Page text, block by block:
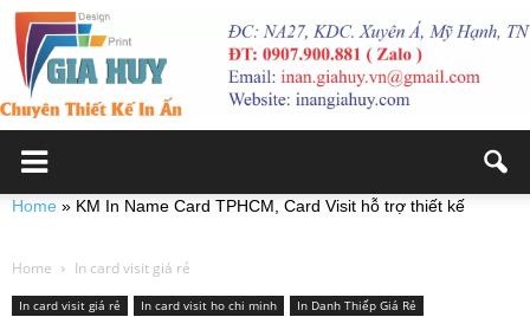
Home » KM In Name Card TPHCM, Card Visit hỗ trợ thiết kế
Home In card visit giá rẻ
In card visit giá rẻ In card visit ho chi minh
In Danh Thiếp Giá Rẻ